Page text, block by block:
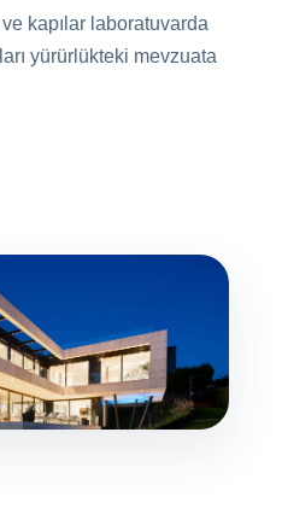
kapılar laboratuvarda
yürürlükteki mevzuata